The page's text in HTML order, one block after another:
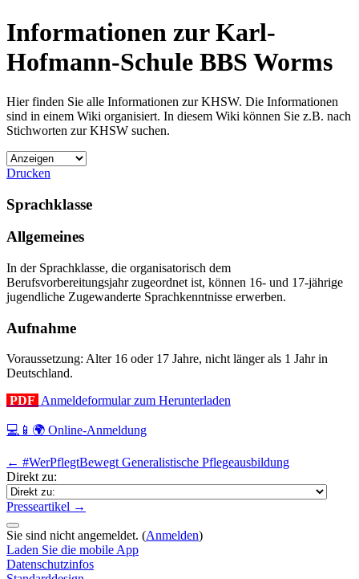
Informationen zur Karl-
Hofmann-Schule BBS Worms
Hier finden Sie alle Informationen zur KHSW. Die Informationen
sind in einem Wiki organisiert. In diesem Wiki können Sie z.B. nach
Stichworten zur KHSW suchen.
Drucken
Sprachklasse
Allgemeines
In der Sprachklasse, die organisatorisch dem
Berufsvorbereitungsjahr zugeordnet ist, können 16- und 17-jährige
jugendliche Zugewanderte Sprachkenntnisse erwerben.
Aufnahme
Voraussetzung: Alter 16 oder 17 Jahre, nicht länger als 1 Jahr in
Deutschland.
PDF Anmeldeformular zum Herunterladen
💻📱🌍 Online-Anmeldung
← #WerPflegtBewegt Generalistische Pflegeausbildung
Direkt zu:
Presseartikel →
Sie sind nicht angemeldet. (Anmelden)
Laden Sie die mobile App
Datenschutzinfos